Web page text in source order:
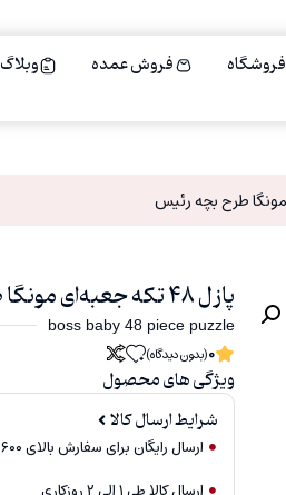
فروشگاه فروش عمده وبلاگ
پازل 48 تکه جعبه‌ای مونگا طرح بچه رئیس
boss baby 48 piece puzzle
0(بدون دیدگاه)
ویژگی های محصول
شرایط ارسال کالا
ارسال رایگان برای سفارش بالای ۶۰۰ هزار تومان